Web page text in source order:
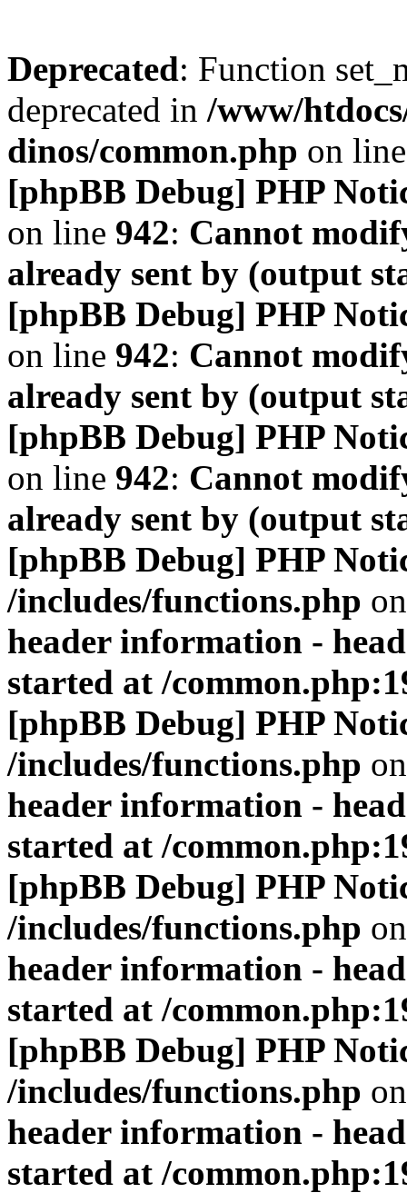
Deprecated: Function
deprecated in /www/
dinos/common.php on
[phpBB Debug] PHP
on line 942: Cannot
already sent by (output
[phpBB Debug] PHP
on line 942: Cannot
already sent by (output
[phpBB Debug] PHP
on line 942: Cannot
already sent by (output
[phpBB Debug] PHP
/includes/functions.php
header information -
started at /
[phpBB Debug] PHP
/includes/functions.php
header information -
started at /
[phpBB Debug] PHP
/includes/functions.php
header information -
started at /
[phpBB Debug] PHP
/includes/functions.php
header information -
started at /